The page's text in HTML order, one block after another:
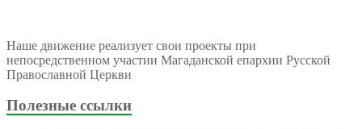
Наше движение реализует свои проекты при
непосредственном участии Магаданской епархии Русской
Православной Церкви
Полезные ссылки